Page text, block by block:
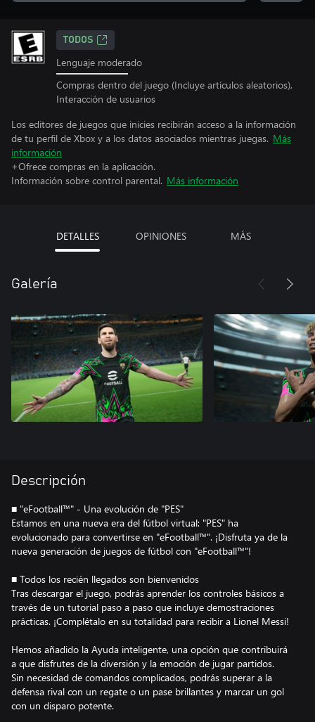
TODOS
Lenguaje moderado
Compras dentro del juego (Incluye artículos aleatorios),
Interacción de usuarios
Los editores de juegos que inicies recibirán acceso a la información
de tu perfil de Xbox y a los datos asociados mientras juegas. Más
información
+Ofrece compras en la aplicación.
Información sobre control parental. Más información
DETALLES OPINIONES MÁS
Galería
Descripción
■ "eFootball™" - Una evolución de "PES"
Estamos en una nueva era del fútbol virtual: "PES" ha
evolucionado para convertirse en "eFootball™". ¡Disfruta ya de la
nueva generación de juegos de fútbol con "eFootball™"!
■ Todos los recién llegados son bienvenidos
Tras descargar el juego, podrás aprender los controles básicos a
través de un tutorial paso a paso que incluye demostraciones
prácticas. ¡Complétalo en su totalidad para recibir a Lionel Messi!
Hemos añadido la Ayuda inteligente, una opción que contribuirá
a que disfrutes de la diversión y la emoción de jugar partidos.
Sin necesidad de comandos complicados, podrás superar a la
defensa rival con un regate o un pase brillantes y marcar un gol
con un disparo potente.